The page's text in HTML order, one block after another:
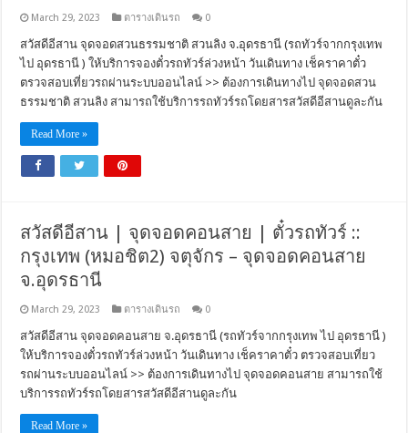
March 29, 2023 ตารางเดินรถ 0
สวัสดีอีสาน จุดจอดสวนธรรมชาติ สวนลิง จ.อุดรธานี (รถทัวร์จากกรุงเทพ
ไป อุดรธานี ) ให้บริการจองตั๋วรถทัวร์ล่วงหน้า วันเดินทาง เช็คราคาตั๋ว
ตรวจสอบเที่ยวรถผ่านระบบออนไลน์ >> ต้องการเดินทางไป จุดจอดสวน
ธรรมชาติ สวนลิง สามารถใช้บริการรถทัวร์รถโดยสารสวัสดีอีสานดูละกัน
Read More »
สวัสดีอีสาน | จุดจอดคอนสาย | ตั๋วรถทัวร์ ::
กรุงเทพ (หมอชิต2) จตุจักร – จุดจอดคอนสาย
จ.อุดรธานี
March 29, 2023 ตารางเดินรถ 0
สวัสดีอีสาน จุดจอดคอนสาย จ.อุดรธานี (รถทัวร์จากกรุงเทพ ไป อุดรธานี )
ให้บริการจองตั๋วรถทัวร์ล่วงหน้า วันเดินทาง เช็คราคาตั๋ว ตรวจสอบเที่ยว
รถผ่านระบบออนไลน์ >> ต้องการเดินทางไป จุดจอดคอนสาย สามารถใช้
บริการรถทัวร์รถโดยสารสวัสดีอีสานดูละกัน
Read More »